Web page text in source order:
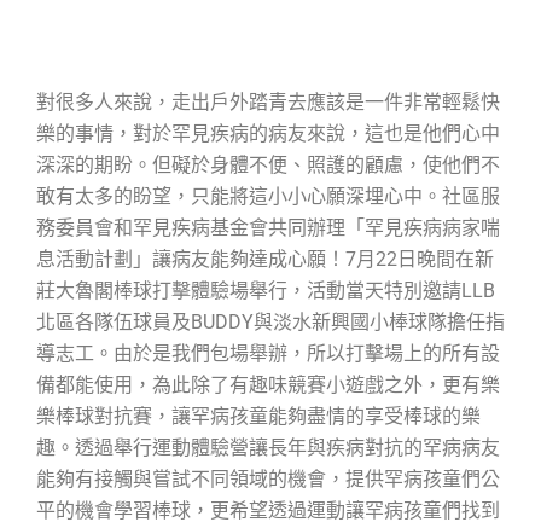
對很多人來說，走出戶外踏青去應該是一件非常輕鬆快
樂的事情，對於罕見疾病的病友來說，這也是他們心中
深深的期盼。但礙於身體不便、照護的顧慮，使他們不
敢有太多的盼望，只能將這小小心願深埋心中。社區服
務委員會和罕見疾病基金會共同辦理「罕見疾病病家喘
息活動計劃」讓病友能夠達成心願！7月22日晚間在新
莊大魯閣棒球打擊體驗場舉行，活動當天特別邀請LLB
北區各隊伍球員及BUDDY與淡水新興國小棒球隊擔任指
導志工。由於是我們包場舉辦，所以打擊場上的所有設
備都能使用，為此除了有趣味競賽小遊戲之外，更有樂
樂棒球對抗賽，讓罕病孩童能夠盡情的享受棒球的樂
趣。透過舉行運動體驗營讓長年與疾病對抗的罕病病友
能夠有接觸與嘗試不同領域的機會，提供罕病孩童們公
平的機會學習棒球，更希望透過運動讓罕病孩童們找到